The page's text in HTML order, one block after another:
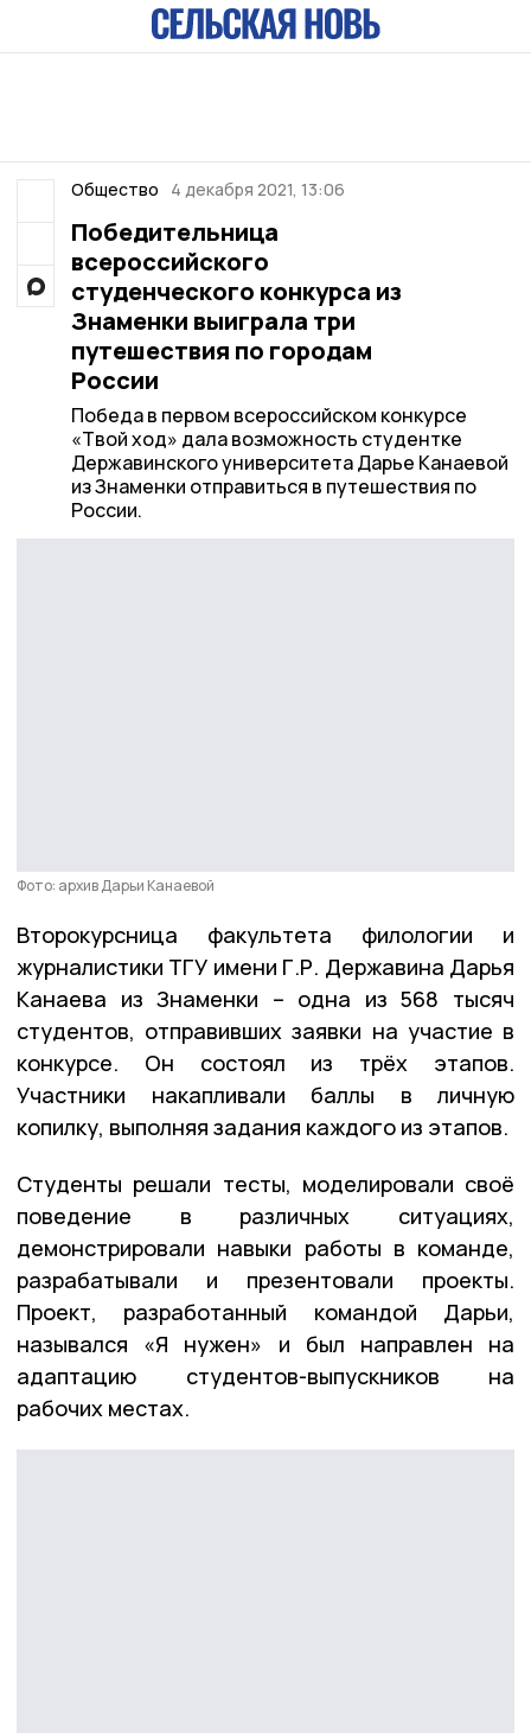
Общество 4 декабря 2021, 13:06
Победительница
всероссийского
студенческого конкурса из
Знаменки выиграла три
путешествия по городам
России
Победа в первом всероссийском конкурсе
«Твой ход» дала возможность студентке
Державинского университета Дарье Канаевой
из Знаменки отправиться в путешествия по
России.
Фото: архив Дарьи Канаевой
Второкурсница факультета филологии и
журналистики ТГУ имени Г.Р. Державина Дарья
Канаева из Знаменки – одна из 568 тысяч
студентов, отправивших заявки на участие в
конкурсе. Он состоял из трёх этапов.
Участники накапливали баллы в личную
копилку, выполняя задания каждого из этапов.
Студенты решали тесты, моделировали своё
поведение в различных ситуациях,
демонстрировали навыки работы в команде,
разрабатывали и презентовали проекты.
Проект, разработанный командой Дарьи,
назывался «Я нужен» и был направлен на
адаптацию студентов-выпускников на
рабочих местах.